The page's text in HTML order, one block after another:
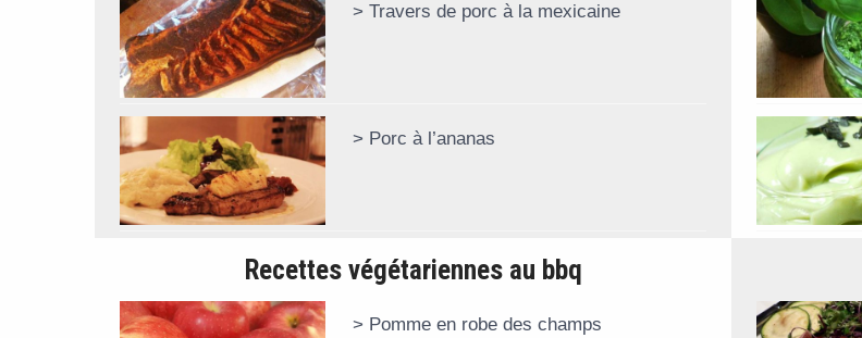
Travers de porc à la mexicaine
Porc à l’ananas
Recettes végétariennes au bbq
Pomme en robe des champs